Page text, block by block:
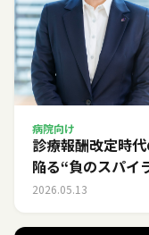
病院向け
診療報酬改定時
陥る“負のスパイ
2026.05.13